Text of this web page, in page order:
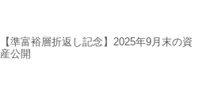
【準富裕層折返し記念】2025年9月末の資
産公開